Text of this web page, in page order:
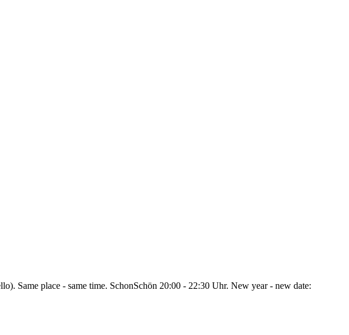
Same place - same time. SchonSchön 20:00 - 22:30 Uhr. New year - new date: